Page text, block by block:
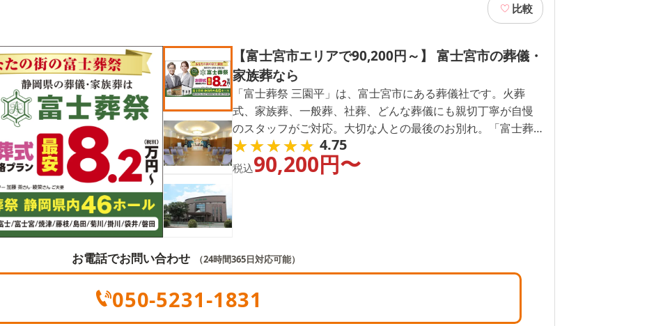
比較
【富士宮市エリアで90,200円～】 富士宮市の葬儀・
家族葬なら
「富士葬祭 三園平」は、富士宮市にある葬儀社です。火葬
式、家族葬、一般葬、社葬、どんな葬儀にも親切丁寧が自慢
のスタッフがご対応。大切な人との最後のお別れ。「富士葬
祭 三園平」にお任せいただければ、必ず素敵な葬儀にいたし
ます。
★★★★★
★★★★★ 4.75
税込90,200円〜
お電話でお問い合わせ （24時間365日対応可能）
050-5231-1831